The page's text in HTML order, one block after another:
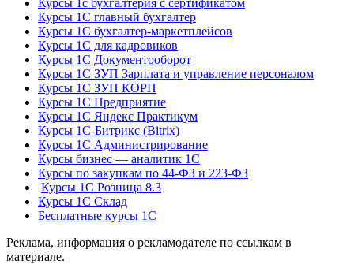
Курсы 1с бухгалтерия с сертификатом
Курсы 1С главный бухгалтер
Курсы 1С бухгалтер-маркетплейсов
Курсы 1С для кадровиков
Курсы 1С Документооборот
Курсы 1С ЗУП Зарплата и управление персоналом
Курсы 1С ЗУП КОРП
Курсы 1С Предприятие
Курсы 1С Яндекс Практикум
Курсы 1С-Битрикс (Bitrix)
Курсы 1С Администрирование
Курсы бизнес — аналитик 1С
Курсы по закупкам по 44‑ФЗ и 223‑ФЗ
Курсы 1С Розница 8.3
Курсы 1С Склад
Бесплатные курсы 1С
Реклама, информация о рекламодателе по ссылкам в
материале.